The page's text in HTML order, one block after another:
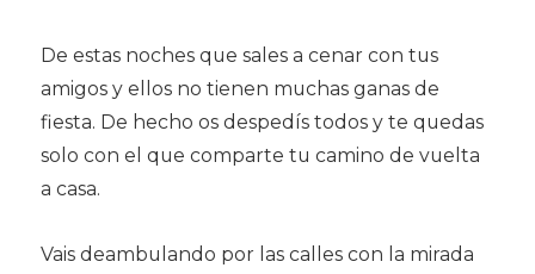
De estas noches que sales a cenar con tus
amigos y ellos no tienen muchas ganas de
fiesta. De hecho os despedís todos y te quedas
solo con el que comparte tu camino de vuelta
a casa.
Vais deambulando por las calles con la mirada